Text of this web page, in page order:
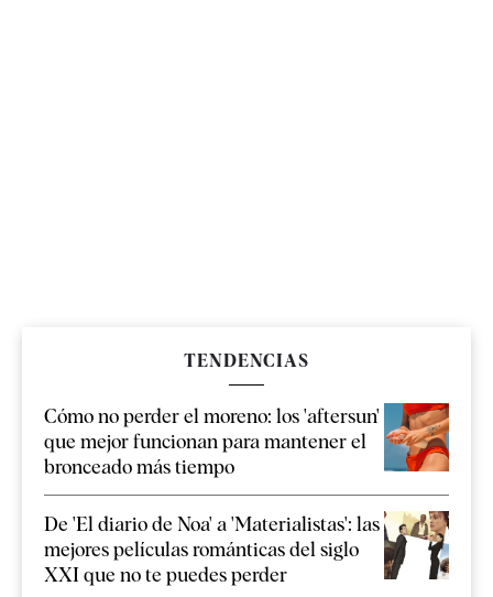
TENDENCIAS
Cómo no perder el moreno: los 'aftersun'
que mejor funcionan para mantener el
bronceado más tiempo
De 'El diario de Noa' a 'Materialistas': las
mejores películas románticas del siglo
XXI que no te puedes perder